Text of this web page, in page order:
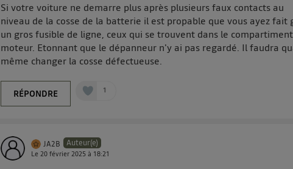
Si votre voiture ne demarre plus après plusieurs faux contacts au
niveau de la cosse de la batterie il est propable que vous ayez fait
un gros fusible de ligne, ceux qui se trouvent dans le compartiment
moteur. Etonnant que le dépanneur n'y ai pas regardé. Il faudra
même changer la cosse défectueuse.
RÉPONDRE 1
JA2B Auteur(e)
Le20 février 2025 à 18:21